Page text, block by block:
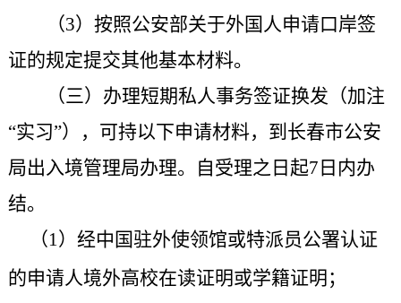
（3）按照公安部关于外国人申请口岸签
证的规定提交其他基本材料。
（三）办理短期私人事务签证换发（加注
“实习”），可持以下申请材料，到 长春市公安
局出入境管理局办理。
自受理之日起7日内办
结。
（1）经中国驻外使领馆或特派员公署认证
的申请人境外高校在读证明或学籍证明；